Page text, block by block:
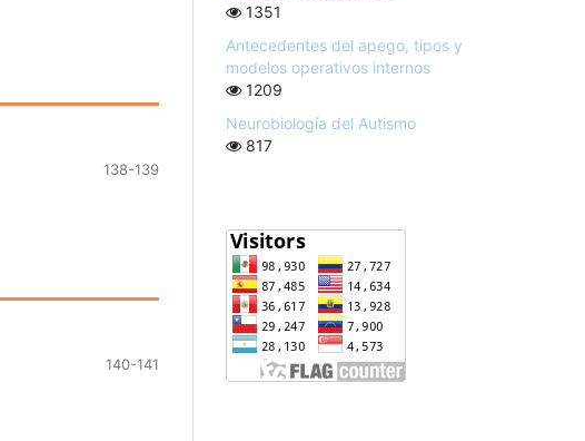
138-139
140-141
1351
Antecedentes del apego, tipos y
modelos operativos internos
1209
Neurobiología del Autismo
817